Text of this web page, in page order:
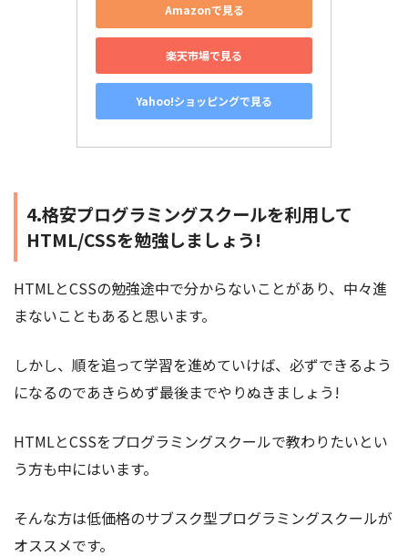
Amazonで見る
楽天市場で見る
Yahoo!ショッピングで見る
4.格安プログラミングスクールを利用して
HTML/CSSを勉強しましょう!
HTMLとCSSの勉強途中で分からないことがあり、中々進
まないこともあると思います。
しかし、順を追って学習を進めていけば、必ずできるよう
になるのであきらめず最後までやりぬきましょう!
HTMLとCSSをプログラミングスクールで教わりたいとい
う方も中にはいます。
そんな方は低価格のサブスク型プログラミングスクールが
オススメです。